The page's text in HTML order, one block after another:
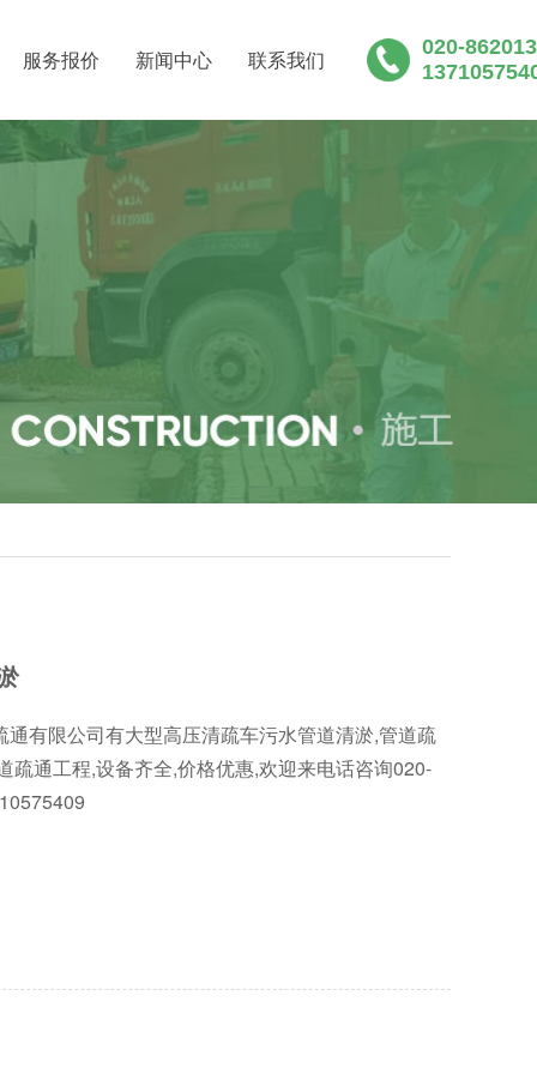
服务报价 新闻中心
清运粪便公司新闻_天河区黄埔区化粪池清理粪便清
沙区清理化粪池清掏粪便清运公司行业动态
联系我们
020-
通有限公司有大型高压清疏车污水管道清淤,管道疏
疏通工程,设备齐全,价格优惠,欢迎来电话咨询020-